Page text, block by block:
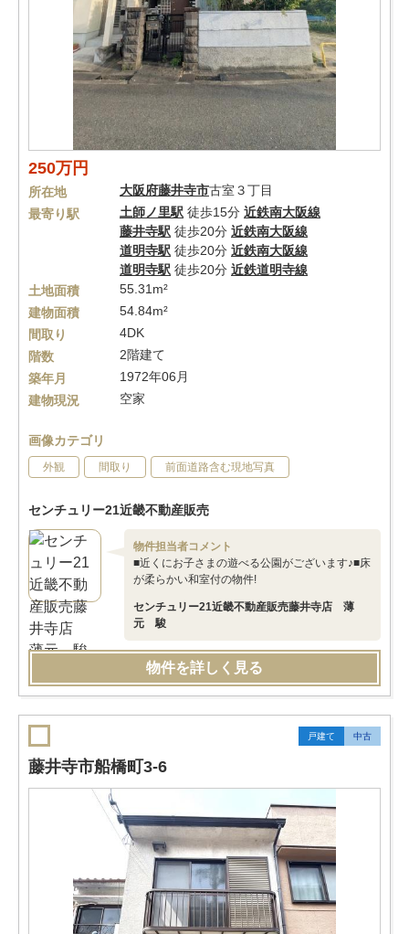
250万円
所在地 大阪府藤井寺市古室３丁目
最寄り駅
土師ノ里駅 徒歩15分 近鉄南大阪線
藤井寺駅 徒歩20分 近鉄南大阪線
道明寺駅 徒歩20分 近鉄南大阪線
道明寺駅 徒歩20分 近鉄道明寺線
土地面積
55.31m²
建物面積
54.84m²
間取り
4DK
階数
2階建て
築年月
1972年06月
建物現況
空家
画像カテゴリ
外観 間取り 前面道路含む現地写真
センチュリー21近畿不動産販売
物件担当者コメント
■近くにお子さまの遊べる公園がございます♪■床
が柔らかい和室付の物件!
センチュリー21近畿不動産販売藤井寺店 薄
元 駿
物件を詳しく見る
戸建て 中古
藤井寺市船橋町3-6